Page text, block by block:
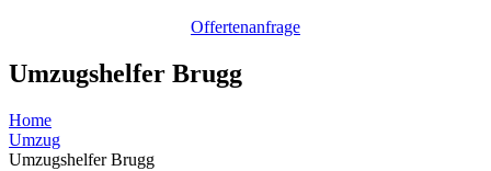
Offertenanfrage
Umzugshelfer Brugg
Home
Umzug
Umzugshelfer Brugg